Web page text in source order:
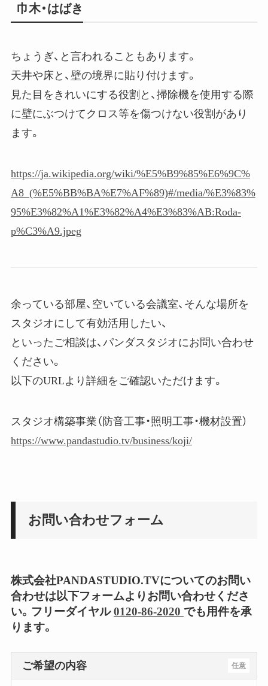
巾木・はばき
ちょうぎ、と言われることもあります。
天井や床と、壁の境界に貼り付けます。
見た目をきれいにする役割と、掃除機を使用する際
に壁にぶつけてクロス等を傷つけない役割があり
ます。
https://ja.wikipedia.org/wiki/%E5%B9%85%E6%9C%
A8_(%E5%BB%BA%E7%AF%89)#/media/%E3%83%
95%E3%82%A1%E3%82%A4%E3%83%AB:Roda-
p%C3%A9.jpeg
余っている部屋、空いている会議室、そんな場所を
スタジオにして有効活用したい、
といったご相談は、パンダスタジオにお問い合わせ
ください。
以下のURLより詳細をご確認いただけます。
スタジオ構築事業（防音工事・照明工事・機材設置）
https://www.pandastudio.tv/business/koji/
お問い合わせフォーム
株式会社PANDASTUDIO.TVについてのお問い
合わせは以下フォームよりお問い合わせくださ
い。フリーダイヤル0120-86-2020 でも用件を承
ります。
任意
ご希望の内容